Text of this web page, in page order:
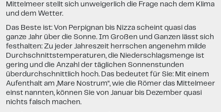
Mittelmeer stellt sich unweigerlich die Frage nach dem Klima
und dem Wetter.
Das Beste ist: Von Perpignan bis Nizza scheint quasi das
ganze Jahr über die Sonne. Im Großen und Ganzen lässt sich
festhalten: Zu jeder Jahreszeit herrschen angenehm milde
Durchschnittstemperaturen, die Niederschlagsmenge ist
gering und die Anzahl der täglichen Sonnenstunden
überdurchschnittlich hoch. Das bedeutet für Sie: Mit einem
Aufenthalt am „Mare Nostrum“, wie die Römer das Mittelmeer
einst nannten, können Sie von Januar bis Dezember quasi
nichts falsch machen.